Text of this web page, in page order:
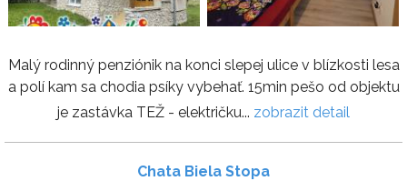
Malý rodinný penziónik na konci slepej ulice v blízkosti lesa
a polí kam sa chodia psíky vybehať. 15min pešo od objektu
je zastávka TEŽ - električku... zobrazit detail
Chata Biela Stopa